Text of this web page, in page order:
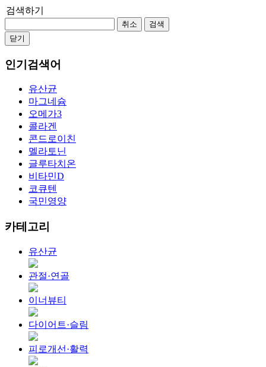
검색하기
취소
검색
닫기
인기검색어
유산균
마그네슘
오메가3
콜라겐
콘드로이친
멜라토닌
글루타치온
비타민D
코큐텐
국민영양
카테고리
유산균
관절·연골
이너뷰티
다이어트·슬림
피로개선·활력